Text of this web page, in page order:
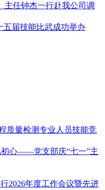
主任钟杰一行赴我公司调
五届技能比武成功举办
质量检测专业人员技能竞
初心——党支部庆“七一”主
2026年度工作会议暨先进